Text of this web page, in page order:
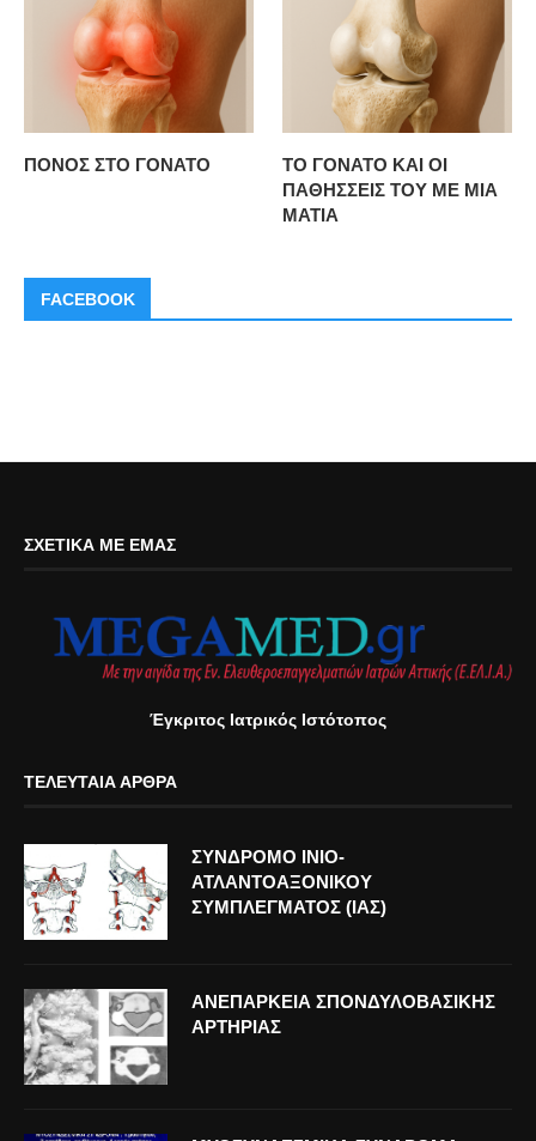
ΠΟΝΟΣ ΣΤΟ ΓΟΝΑΤΟ
ΤΟ ΓΟΝΑΤΟ ΚΑΙ ΟΙ
ΠΑΘΗΣΣΕΙΣ ΤΟΥ ΜΕ ΜΙΑ
ΜΑΤΙΑ
FACEBOOK
ΣΧΕΤΙΚΆ ΜΕ ΕΜΆΣ
Έγκριτος Ιατρικός Ιστότοπος
ΤΕΛΕΥΤΑΊΑ ΆΡΘΡΑ
ΣΥΝΔΡΟΜΟ ΙΝΙΟ-
ΑΤΛΑΝΤΟΑΞΟΝΙΚΟΥ
ΣΥΜΠΛΕΓΜΑΤΟΣ (ΙΑΣ)
ΑΝΕΠΑΡΚΕΙΑ ΣΠΟΝΔΥΛΟΒΑΣΙΚΗΣ
ΑΡΤΗΡΙΑΣ